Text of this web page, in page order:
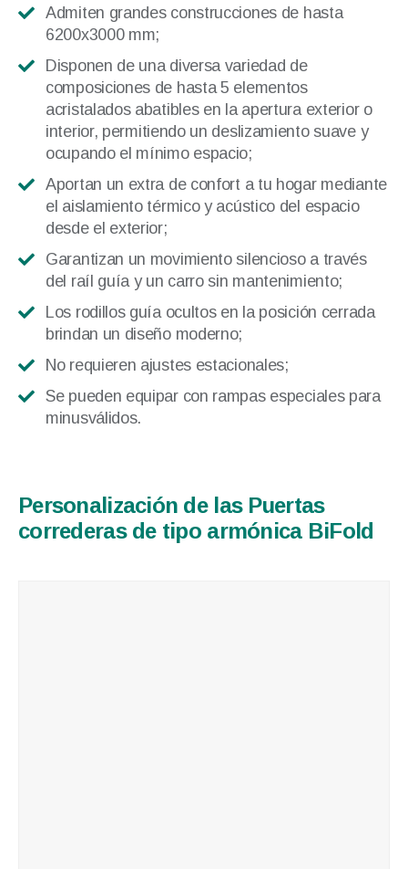
Admiten grandes construcciones de hasta
6200x3000 mm;
Disponen de una diversa variedad de
composiciones de hasta 5 elementos
acristalados abatibles en la apertura exterior o
interior, permitiendo un deslizamiento suave y
ocupando el mínimo espacio;
Aportan un extra de confort a tu hogar mediante
el aislamiento térmico y acústico del espacio
desde el exterior;
Garantizan un movimiento silencioso a través
del raíl guía y un carro sin mantenimiento;
Los rodillos guía ocultos en la posición cerrada
brindan un diseño moderno;
No requieren ajustes estacionales;
Se pueden equipar con rampas especiales para
minusválidos.
Personalización de las Puertas
correderas de tipo armónica BiFold